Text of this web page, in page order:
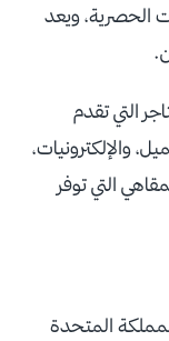
الحصرية، ويعد
التي تقدم
والإلكترونيات،
التي توفر